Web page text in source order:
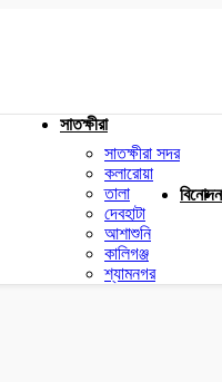
সাতক্ষীরা
সাতক্ষীরা সদর
কলারোয়া
তালা
দেবহাটা
আশাশুনি
কালিগঞ্জ
শ্যামনগর
বিনোদন